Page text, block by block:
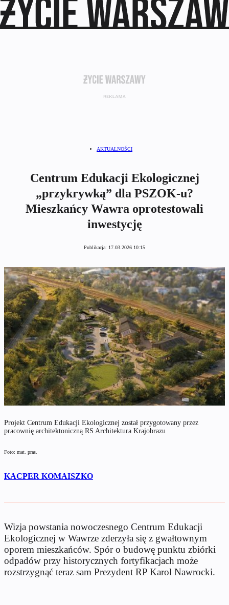
AKTUALNOŚCI
Centrum Edukacji Ekologicznej
„przykrywką” dla PSZOK-u?
Mieszkańcy Wawra oprotestowali
inwestycję
Publikacja: 17.03.2026 10:15
Projekt Centrum Edukacji Ekologicznej został przygotowany przez
pracownię architektoniczną RS Architektura Krajobrazu
Foto: mat. pras.
KACPER KOMAISZKO
Wizja powstania nowoczesnego Centrum Edukacji
Ekologicznej w Wawrze zderzyła się z gwałtownym
oporem mieszkańców. Spór o budowę punktu zbiórki
odpadów przy historycznych fortyfikacjach może
rozstrzygnąć teraz sam Prezydent RP Karol Nawrocki.